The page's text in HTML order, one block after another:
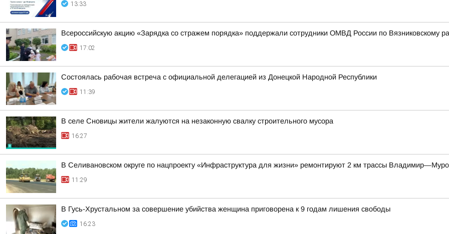
13:33
Всероссийскую акцию «Зарядка со стражем порядка» поддержали сотрудники ОМВД России по Вязниковскому
17:02
Состоялась рабочая встреча с официальной делегацией из Донецкой Народной Республики
11:39
В селе Сновицы жители жалуются на незаконную свалку строительного мусора
16:27
В Селивановском округе по нацпроекту «Инфраструктура для жизни» ремонтируют 2 км трассы
11:29
В Гусь-Хрустальном за совершение убийства женщина приговорена к 9 годам лишения свободы
16:23